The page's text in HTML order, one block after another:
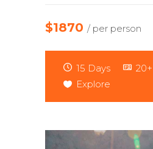
$1870 / per person
15 Days
20+
Explore